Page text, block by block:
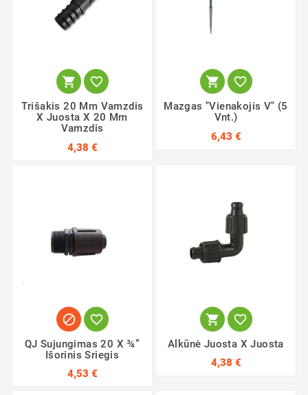
 
Trišakis 20 Mm Vamzdis
X Juosta X 20 Mm
Vamzdis
4,38 €
 
Mazgas "Vienakojis V" (5
Vnt.)
6,43 €
 
QJ Sujungimas 20 X ¾”
Išorinis Sriegis
4,53 €
 
Alkūnė Juosta X Juosta
4,38 €